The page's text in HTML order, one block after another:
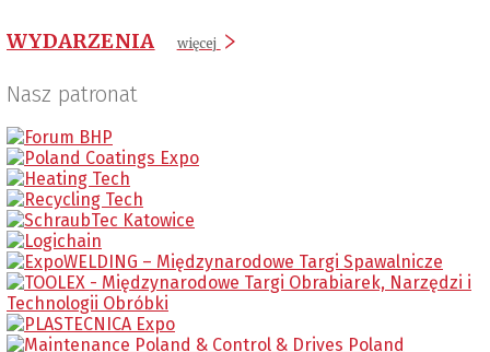
WYDARZENIA więcej
Nasz patronat